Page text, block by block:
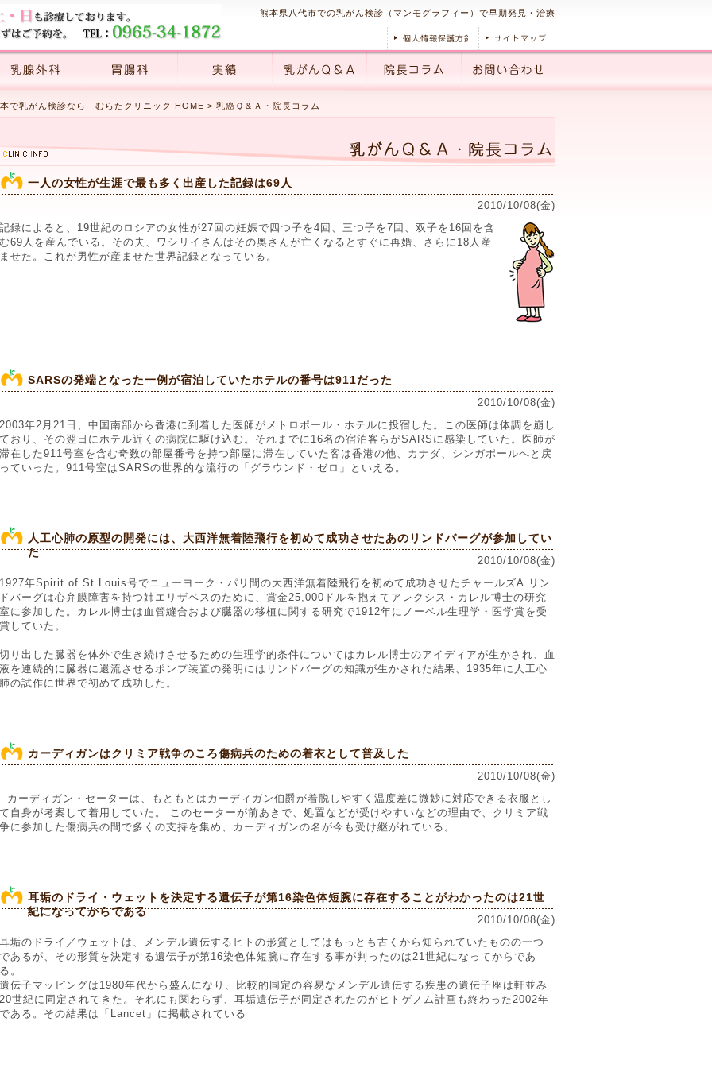
熊本県八代市での乳がん検診（マンモグラフィー）で早期発見・治療
で乳がん検診なら むらたクリニック HOME > 乳癌Ｑ＆Ａ・院長コラム
一人の女性が生涯で最も多く出産した記録は69人
2010/10/08(金)
記録によると、19世紀のロシアの女性が27回の妊娠で四つ子を4回、三つ子を7回、双子を16回を含
む69人を産んでいる。その夫、ワシリイさんはその奥さんが亡くなるとすぐに再婚、さらに18人産
ませた。これが男性が産ませた世界記録となっている。
SARSの発端となった一例が宿泊していたホテルの番号は911だった
2010/10/08(金)
2003年2月21日、中国南部から香港に到着した医師がメトロポール・ホテルに投宿した。この医師は体調を崩し
ており、その翌日にホテル近くの病院に駆け込む。それまでに16名の宿泊客らがSARSに感染していた。医師が
滞在した911号室を含む奇数の部屋番号を持つ部屋に滞在していた客は香港の他、カナダ、シンガポールへと戻
っていった。911号室はSARSの世界的な流行の「グラウンド・ゼロ」といえる。
人工心肺の原型の開発には、大西洋無着陸飛行を初めて成功させたあのリンドバーグが参加してい
た
2010/10/08(金)
1927年Spirit of St.Louis号でニューヨーク・パリ間の大西洋無着陸飛行を初めて成功させたチャールズA.リン
ドバーグは心弁膜障害を持つ姉エリザベスのために、賞金25,000ドルを抱えてアレクシス・カレル博士の研究
室に参加した。カレル博士は血管縫合および臓器の移植に関する研究で1912年にノーベル生理学・医学賞を受
賞していた。
切り出した臓器を体外で生き続けさせるための生理学的条件についてはカレル博士のアイディアが生かされ、血
液を連続的に臓器に還流させるポンプ装置の発明にはリンドバーグの知識が生かされた結果、1935年に人工心
肺の試作に世界で初めて成功した。
カーディガンはクリミア戦争のころ傷病兵のための着衣として普及した
2010/10/08(金)
カーディガン・セーターは、もともとはカーディガン伯爵が着脱しやすく温度差に微妙に対応できる衣服とし
て自身が考案して着用していた。 このセーターが前あきで、処置などが受けやすいなどの理由で、クリミア戦
争に参加した傷病兵の間で多くの支持を集め、カーディガンの名が今も受け継がれている。
耳垢のドライ・ウェットを決定する遺伝子が第16染色体短腕に存在することがわかったのは21世
紀になってからである
2010/10/08(金)
耳垢のドライ／ウェットは、メンデル遺伝するヒトの形質としてはもっとも古くから知られていたものの一つ
であるが、その形質を決定する遺伝子が第16染色体短腕に存在する事が判ったのは21世紀になってからであ
る。
遺伝子マッピングは1980年代から盛んになり、比較的同定の容易なメンデル遺伝する疾患の遺伝子座は軒並み
20世紀に同定されてきた。それにも関わらず、耳垢遺伝子が同定されたのがヒトゲノム計画も終わった2002年
である。その結果は「Lancet」に掲載されている